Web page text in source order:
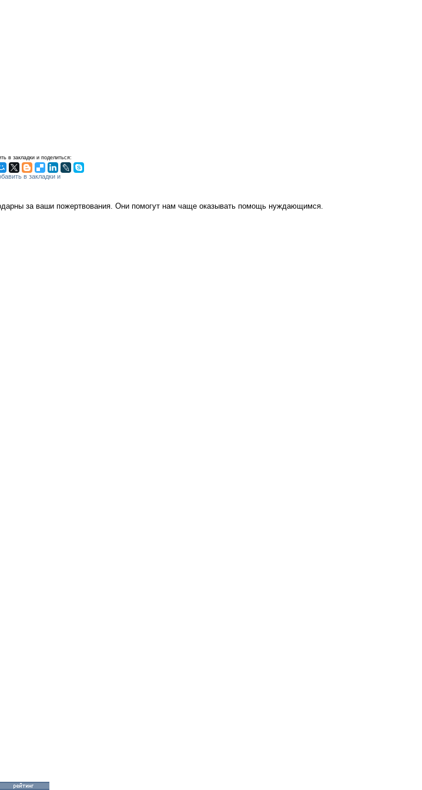
в закладки и поделиться:
за ваши пожертвования. Они помогут нам чаще оказывать помощь нуждающимся.